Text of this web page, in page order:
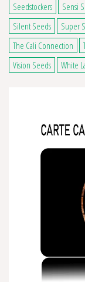
Seedstockers
Sensi
Silent Seeds
Super
The Cali Connection
Vision Seeds
White